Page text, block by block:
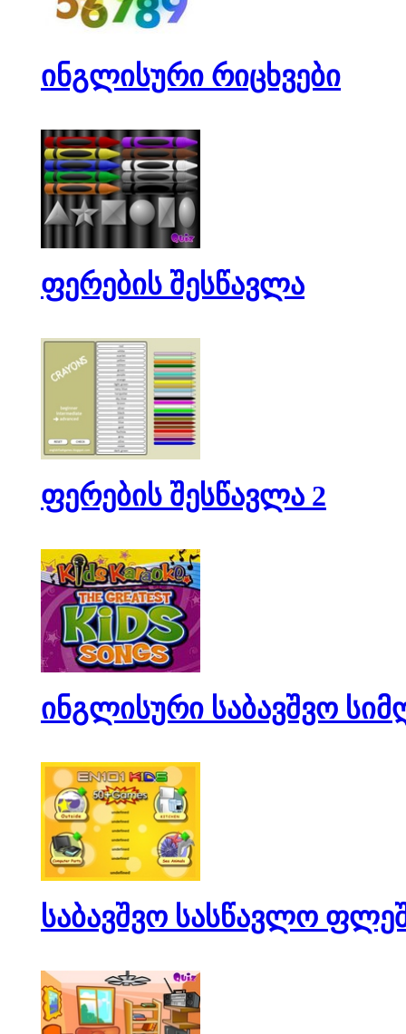
ინგლისური რიცხვები
ფერების შესწავლა
ფერების შესწავლა 2
ინგლისური საბავშვო
საბავშვო სასწავლო